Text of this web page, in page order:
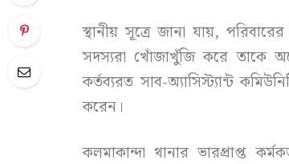
স্থানীয় সূত্রে জানা যায়,
সদস্যরা খোঁজাখুঁজি করে তাকে
কর্তব্যরত সাব-অ্যাসিস্ট্যান্ট
করেন।
কলমাকান্দা থানার ভারপ্রাপ্ত